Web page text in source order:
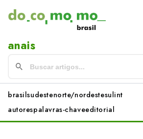
anais
brasilsudestenorte/nordestesulint
autorespalavras-chaveeditorial